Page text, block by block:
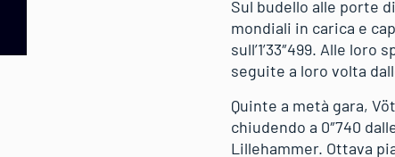
Sul budello alle porte
mondiali in carica e
sull’1’33″499. Alle
seguite a loro volta
Quinte a metà gara,
chiudendo a 0″740
Lillehammer. Ottava